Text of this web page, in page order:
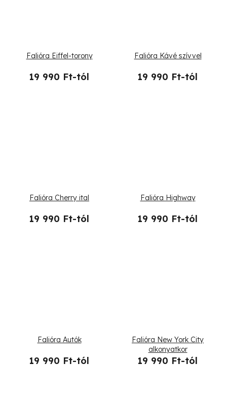
Falióra Eiffel-torony
19 990 Ft-tól
Falióra Kávé szívvel
19 990 Ft-tól
Falióra Cherry ital
19 990 Ft-tól
Falióra Highway
19 990 Ft-tól
Falióra Autók
19 990 Ft-tól
Falióra New York City
alkonyatkor
19 990 Ft-tól